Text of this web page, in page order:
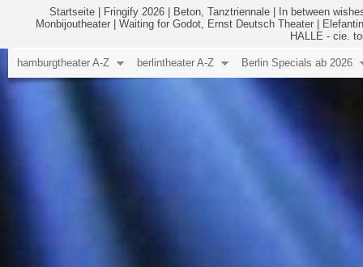
Startseite Fringify 2026 Beton, Tanztriennale
In between
Monbijoutheater
Waiting for Godot, Ernst Deutsch Theater
HALLE - cie.
hamburgtheater A-Z berlintheater A-Z Berlin Specials ab 2026